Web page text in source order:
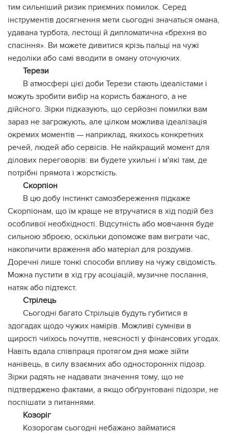
тим сильніший ризик приємних помилок. Серед
інструментів досягнення мети сьогодні значаться омана,
удавана турбота, лестощі й дипломатична «брехня во
спасіння». Ви можете дивитися крізь пальці на чужі
недоліки або самі вводити в оману оточуючих.
Терези
В атмосфері цієї доби Терези стають ідеалістами і
можуть зробити вибір на користь бажаного, а не
дійсного. Зірки підказують, що серйозні помилки вам
зараз не загрожують, але цілком можлива ідеалізація
окремих моментів — наприклад, якихось конкретних
речей, людей або сервісів. Не найкращий момент для
ділових переговорів: ви будете ухильні і м'які там, де
потрібні прямота і жорсткість.
Скорпіон
В цю добу інстинкт самозбереження підкаже
Скорпіонам, що їм краще не втручатися в хід подій без
особливої необхідності. Відсутність або мовчання буде
сильною зброєю, оскільки допоможе вам виграти час,
накопичити враження або матеріал для роздумів.
Доречні лише тонкі способи впливу на чужу свідомість.
Можна пустити в хід гру асоціацій, музичне послання,
натяк або підтекст.
Стрілець
Сьогодні багато Стрільців будуть губитися в
здогадах щодо чужих намірів. Можливі сумніви в
щирості чиїхось почуттів, неясності у фінансових угодах.
Навіть вдала співпраця протягом дня може зійти
нанівець, в силу взаємних або односторонніх підозр.
Зірки радять не надавати значення тому, що не
підтверджено фактами, а якщо обґрунтовані підозри, не
поспішати з питаннями.
Козоріг
Козорогам сьогодні небажано займатися